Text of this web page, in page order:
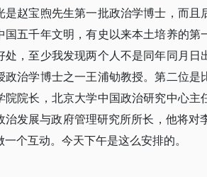
是赵宝煦先生第一批政治学博士，而
国五千年文明，有史以来本土培养的第
处，至少我发现两个人不是同年同月
政治学博士之一王浦劬教授。第二位
院院长，北京大学中国政治研究中心
治发展与政府管理研究所所长，他将
个互动。今天下午是这么安排的。